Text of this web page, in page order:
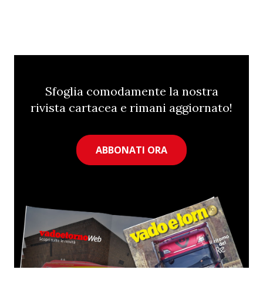
Sfoglia comodamente la nostra
rivista cartacea e rimani aggiornato!
ABBONATI ORA